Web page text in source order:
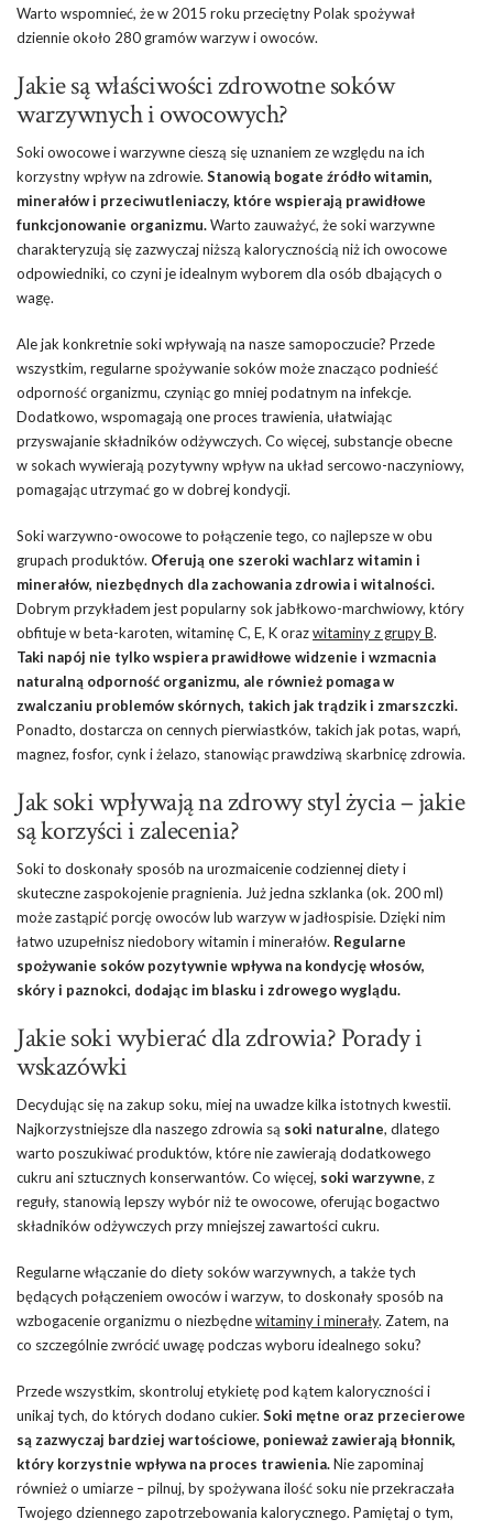
Warto wspomnieć, że w 2015 roku przeciętny Polak spożywał
dziennie około 280 gramów warzyw i owoców.
Jakie są właściwości zdrowotne soków
warzywnych i owocowych?
Soki owocowe i warzywne cieszą się uznaniem ze względu na ich
korzystny wpływ na zdrowie. Stanowią bogate źródło witamin,
minerałów i przeciwutleniaczy, które wspierają prawidłowe
funkcjonowanie organizmu.Warto zauważyć, że soki warzywne
charakteryzują się zazwyczaj niższą kalorycznością niż ich owocowe
odpowiedniki, co czyni je idealnym wyborem dla osób dbających o
wagę.
Ale jak konkretnie soki wpływają na nasze samopoczucie? Przede
wszystkim, regularne spożywanie soków może znacząco podnieść
odporność organizmu, czyniąc go mniej podatnym na infekcje.
Dodatkowo, wspomagają one proces trawienia, ułatwiając
przyswajanie składników odżywczych. Co więcej, substancje obecne
w sokach wywierają pozytywny wpływ na układ sercowo-naczyniowy,
pomagając utrzymać go w dobrej kondycji.
Soki warzywno-owocowe to połączenie tego, co najlepsze w obu
grupach produktów. Oferują one szeroki wachlarz witamin i
minerałów, niezbędnych dla zachowania zdrowia i witalności.
Dobrym przykładem jest popularny sok jabłkowo-marchwiowy, który
obfituje w beta-karoten, witaminę C, E, K orazwitaminy z grupy B.
Taki napój nie tylko wspiera prawidłowe widzenie i wzmacnia
naturalną odporność organizmu, ale również pomaga w
zwalczaniu problemów skórnych, takich jak trądzik i zmarszczki.
Ponadto, dostarcza on cennych pierwiastków, takich jak potas, wapń,
magnez, fosfor, cynk i żelazo, stanowiąc prawdziwą skarbnicę zdrowia.
Jak soki wpływają na zdrowy styl życia – jakie
są korzyści i zalecenia?
Soki to doskonały sposób na urozmaicenie codziennej diety i
skuteczne zaspokojenie pragnienia. Już jedna szklanka (ok. 200 ml)
może zastąpić porcję owoców lub warzyw w jadłospisie. Dzięki nim
łatwo uzupełnisz niedobory witamin i minerałów. Regularne
spożywanie soków pozytywnie wpływa na kondycję włosów,
skóry i paznokci, dodając im blasku i zdrowego wyglądu.
Jakie soki wybierać dla zdrowia? Porady i
wskazówki
Decydując się na zakup soku, miej na uwadze kilka istotnych kwestii.
Najkorzystniejsze dla naszego zdrowia są soki naturalne, dlatego
warto poszukiwać produktów, które nie zawierają dodatkowego
cukru ani sztucznych konserwantów. Co więcej, soki warzywne, z
reguły, stanowią lepszy wybór niż te owocowe, oferując bogactwo
składników odżywczych przy mniejszej zawartości cukru.
Regularne włączanie do diety soków warzywnych, a także tych
będących połączeniem owoców i warzyw, to doskonały sposób na
wzbogacenie organizmu o niezbędnewitaminy i minerały. Zatem, na
co szczególnie zwrócić uwagę podczas wyboru idealnego soku?
Przede wszystkim, skontroluj etykietę pod kątem kaloryczności i
unikaj tych, do których dodano cukier. Soki mętne oraz przecierowe
są zazwyczaj bardziej wartościowe, ponieważ zawierają błonnik,
który korzystnie wpływa na proces trawienia.Nie zapominaj
również o umiarze – pilnuj, by spożywana ilość soku nie przekraczała
Twojego dziennego zapotrzebowania kalorycznego. Pamiętaj o tym,